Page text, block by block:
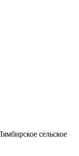
сельское